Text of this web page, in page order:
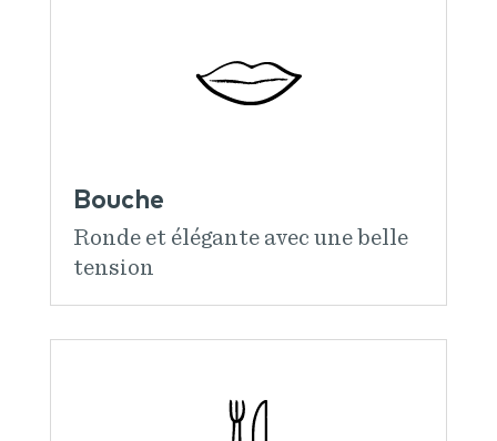
Bouche
Ronde et élégante avec une belle
tension